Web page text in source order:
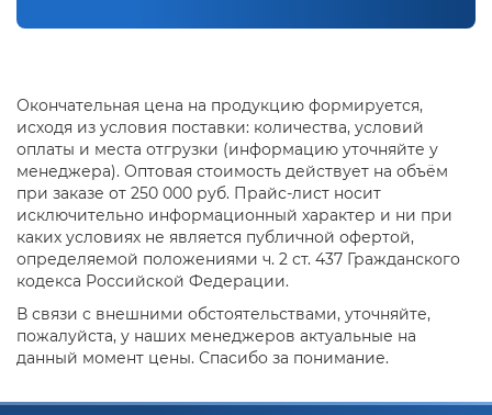
Окончательная цена на продукцию формируется,
исходя из условия поставки: количества, условий
оплаты и места отгрузки (информацию уточняйте у
менеджера). Оптовая стоимость действует на объём
при заказе от 250 000 руб. Прайс-лист носит
исключительно информационный характер и ни при
каких условиях не является публичной офертой,
определяемой положениями ч. 2 ст. 437 Гражданского
кодекса Российской Федерации.
В связи с внешними обстоятельствами, уточняйте,
пожалуйста, у наших менеджеров актуальные на
данный момент цены. Спасибо за понимание.